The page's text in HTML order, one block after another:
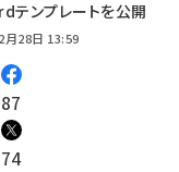
テンプレートを公開
月28日 13:59
87
74